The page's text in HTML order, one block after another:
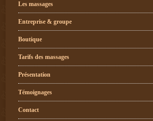
Les massages
Entreprise & groupe
Boutique
Tarifs des massages
Présentation
Témoignages
Contact